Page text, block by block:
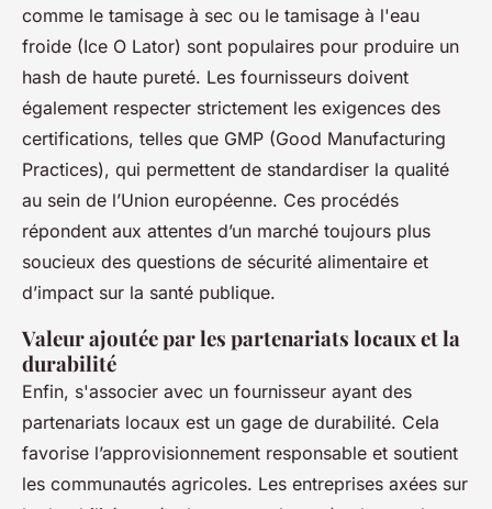
comme le tamisage à sec ou le tamisage à l'eau
froide (Ice O Lator) sont populaires pour produire un
hash de haute pureté. Les fournisseurs doivent
également respecter strictement les exigences des
certifications, telles que GMP (Good Manufacturing
Practices), qui permettent de standardiser la qualité
au sein de l’Union européenne. Ces procédés
répondent aux attentes d’un marché toujours plus
soucieux des questions de sécurité alimentaire et
d’impact sur la santé publique.
Valeur ajoutée par les partenariats locaux et la
durabilité
Enfin, s'associer avec un fournisseur ayant des
partenariats locaux est un gage de durabilité. Cela
favorise l’approvisionnement responsable et soutient
les communautés agricoles. Les entreprises axées sur